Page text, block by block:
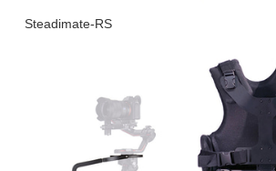
Steadimate-RS